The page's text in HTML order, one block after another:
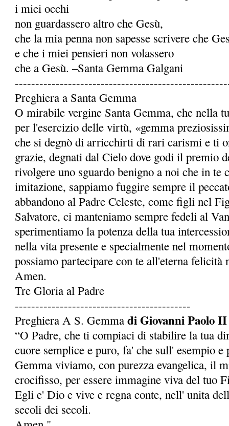
i miei occhi
non guardassero altro che Gesù,
che la mia penna non sapesse scrivere che
e che i miei pensieri non volassero
che a Gesù. –Santa Gemma Galgani
Preghiera a Santa Gemma
O mirabile vergine Santa Gemma, che nella
per l'esercizio delle virtù, «gemma
che si degnò di arricchirti di rari carismi e ti
grazie, degnati dal Cielo dove godi il premio
rivolgere uno sguardo benigno a noi che in te
imitazione, sappiamo fuggire sempre il
abbandono al Padre Celeste, come figli nel
Salvatore, ci manteniamo sempre fedeli al
sperimentiamo la potenza della tua
nella vita presente e specialmente nel
possia­mo partecipare con te all'eterna felicità
Amen.
Tre Gloria al Padre
-------------------------------------------
Preghiera A S. Gemmadi Giovanni Paolo II
“O Padre, che ti compiaci di stabilire la tua
cuore semplice e puro, fa' che sull' esempio
Gemma viviamo, con purezza evangelica, il
crocifisso, per essere immagine viva del tuo
Egli e' Dio e vive e regna conte, nell' unita
secoli dei secoli.